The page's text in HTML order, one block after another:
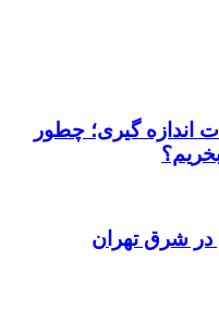
اندازه گیری؛ چطور
در شرق تهران